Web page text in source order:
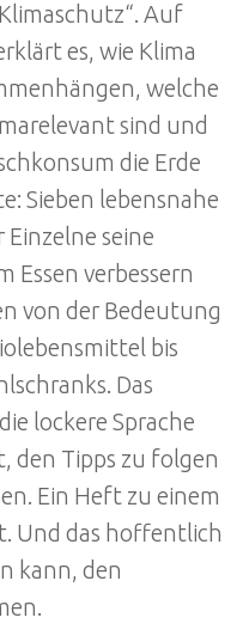
Auf
es, wie Klima
welche
sind und
die Erde
Sieben lebensnahe
Einzelne seine
Essen verbessern
von der Bedeutung
bis
Das
lockere Sprache
den Tipps zu folgen
Ein Heft zu einem
Und das hoffentlich
kann, den